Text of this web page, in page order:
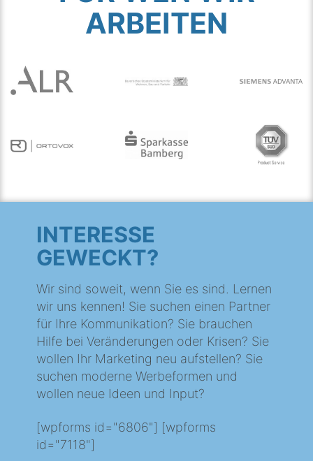
ARBEITEN
INTERESSE
GEWECKT?
Wir sind soweit, wenn Sie es sind. Lernen
wir uns kennen! Sie suchen einen Partner
für Ihre Kommunikation? Sie brauchen
Hilfe bei Veränderungen oder Krisen? Sie
wollen Ihr Marketing neu aufstellen? Sie
suchen moderne Werbeformen und
wollen neue Ideen und Input?
[wpforms id="6806"] [wpforms
id="7118"]